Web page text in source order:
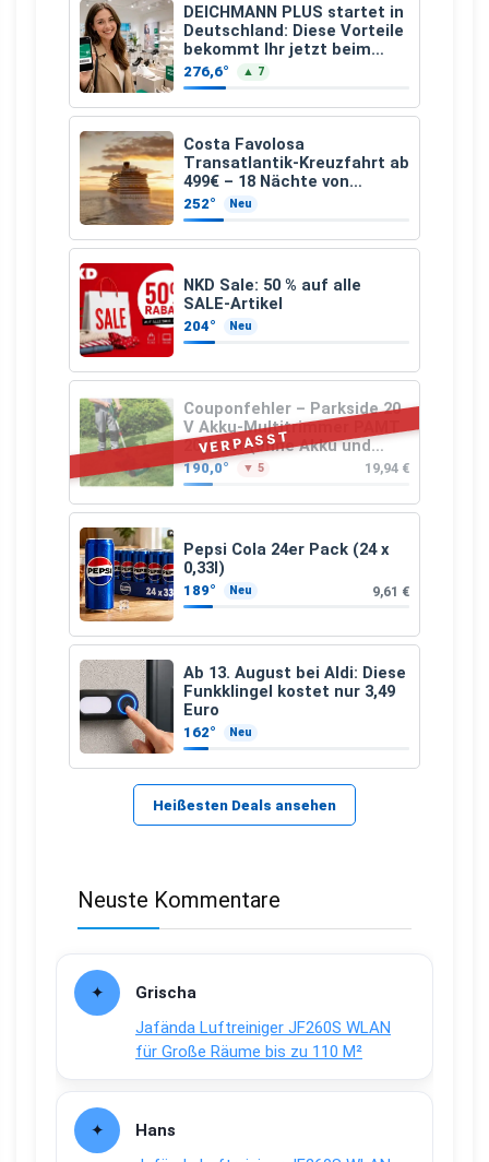
DEICHMANN PLUS startet in
Deutschland: Diese Vorteile
bekommt Ihr jetzt beim
Schuhkauf
276,6° ▲ 7
Costa Favolosa
Transatlantik-Kreuzfahrt ab
499€ – 18 Nächte von
Hamburg nach Guadeloupe
252° Neu
NKD Sale: 50 % auf alle
SALE-Artikel
204° Neu
VERPASST
Couponfehler – Parkside 20
V Akku-Multitrimmer PAMT
20-Li A1 (ohne Akku und
Ladegerät)
190,0° ▼ 5 19,94 €
Pepsi Cola 24er Pack (24 x
0,33l)
189° Neu 9,61 €
Ab 13. August bei Aldi: Diese
Funkklingel kostet nur 3,49
Euro
162° Neu
Heißesten Deals ansehen
Neuste Kommentare
Grischa
Jafända Luftreiniger JF260S WLAN
für Große Räume bis zu 110 M²
Hans